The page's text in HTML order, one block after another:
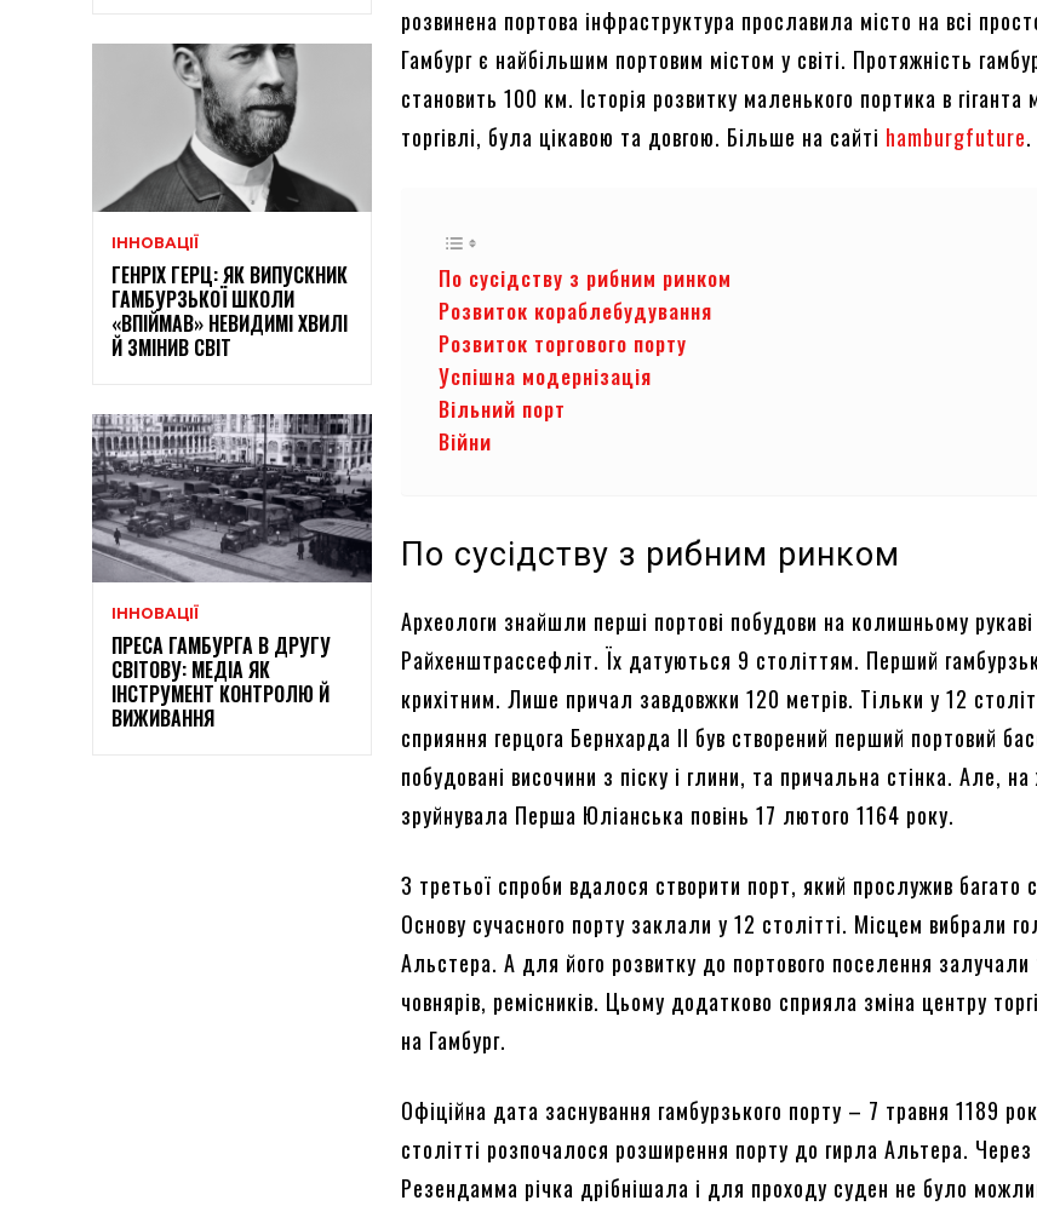
ІННОВАЦІЇ
ГЕНРІХ ГЕРЦ: ЯК ВИПУСКНИК
ГАМБУРЗЬКОЇ ШКОЛИ
«ВПІЙМАВ» НЕВИДИМІ ХВИЛІ
Й ЗМІНИВ СВІТ
ІННОВАЦІЇ
ПРЕСА ГАМБУРГА В ДРУГУ
СВІТОВУ: МЕДІА ЯК
ІНСТРУМЕНТ КОНТРОЛЮ Й
ВИЖИВАННЯ
розвинена портова інфраструктура прославила місто на всі
Гамбург є найбільшим портовим містом у світі. Протяжність
становить 100 км. Історія розвитку маленького портика в гіганта
торгівлі, була цікавою та довгою. Більше на сайті hamburgfuture.
По сусідству з рибним ринком
Розвиток кораблебудування
Розвиток торгового порту
Успішна модернізація
Вільний порт
Війни
По сусідству з рибним ринком
Археологи знайшли перші портові побудови на колишньому
Райхенштрассефліт. Їх датуються 9 століттям. Перший
крихітним. Лише причал завдовжки 120 метрів. Тільки у 12
сприяння герцога Бернхарда II був створений перший портовий
побудовані височини з піску і глини, та причальна стінка. Але,
зруйнувала Перша Юліанська повінь 17 лютого 1164 року.
З третьої спроби вдалося створити порт, який прослужив багато
Основу сучасного порту заклали у 12 столітті. Місцем вибрали
Альстера. А для його розвитку до портового поселення залучали
човнярів, ремісників. Цьому додатково сприяла зміна центру
на Гамбург.
Офіційна дата заснування гамбурзького порту – 7 травня 1189
столітті розпочалося розширення порту до гирла Альтера. Через
Резендамма річка дрібнішала і для проходу суден не було